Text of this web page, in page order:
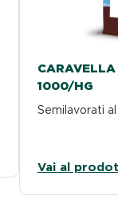
1000/HG
Semilavorati al
Vai al